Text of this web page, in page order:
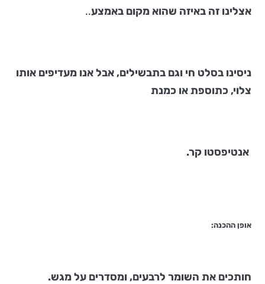
אצלינו זה באיזה שהוא מקום באמצע..
ניסינו בסלט חי וגם בתבשילים, אבל אנו מעדיפים אותו
צלוי, כתוספת או כמנת
אנטיפסטו קר.
אופן ההכנה:
חותכים את השומר לרבעים, ומסדרים על מגש.